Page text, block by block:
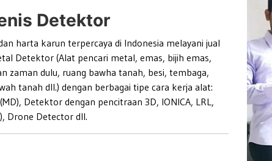
Detektor
harta karun terpercaya di Indonesia melayani jual
Detektor (Alat pencari metal, emas, bijih emas,
zaman dulu, ruang bawha tanah, besi, tembaga,
tanah dll.) dengan berbagai tipe cara kerja alat:
Detektor dengan pencitraan 3D, IONICA, LRL,
Drone Detector dll.